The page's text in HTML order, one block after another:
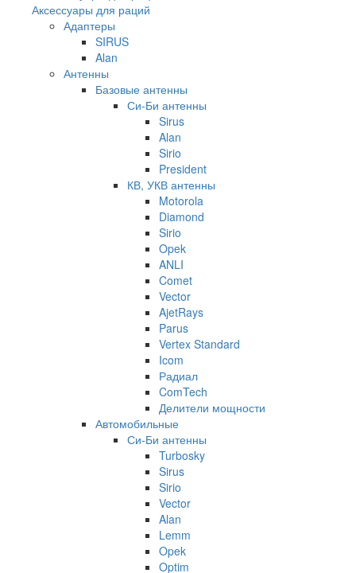
Аксессуары для раций
Адаптеры
SIRUS
Alan
Антенны
Базовые антенны
Си-Би антенны
Sirus
Alan
Sirio
President
КВ, УКВ антенны
Motorola
Diamond
Sirio
Opek
ANLI
Comet
Vector
AjetRays
Parus
Vertex Standard
Icom
Радиал
ComTech
Делители мощности
Автомобильные
Си-Би антенны
Turbosky
Sirus
Sirio
Vector
Alan
Lemm
Opek
Optim